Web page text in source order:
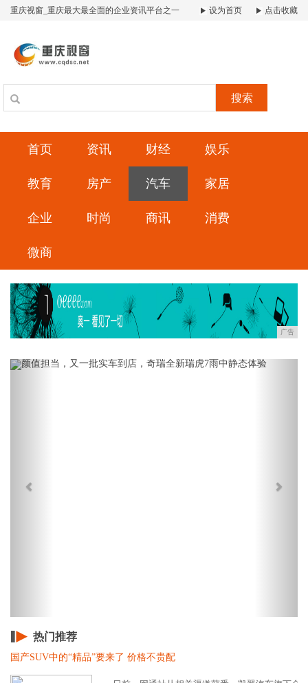
重庆视窗_重庆最大最全面的企业资讯平台之一 设为首页 点击收藏
搜索
首页 资讯 财经 娱乐
教育 房产 汽车 家居
企业 时尚 商讯 消费
微商
广告
Previous
热门推荐
国产SUV中的“精品”要来了 价格不贵配